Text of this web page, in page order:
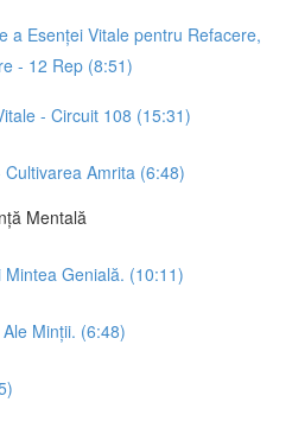
a Esenței Vitale pentru Refacere,
- 12 Rep (8:51)
- Circuit 108 (15:31)
Amrita (6:48)
Mentală
Genială. (10:11)
Minții. (6:48)